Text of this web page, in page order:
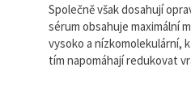
Společně však dosahují
sérum obsahuje maximální
vysoko a nízkomolekulární,
tím napomáhají redukovat